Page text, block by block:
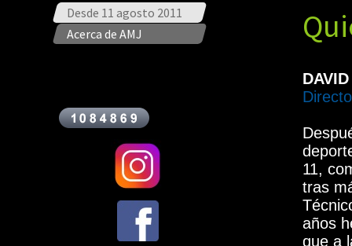
Desde 11 agosto 2011
Acerca de AMJ
11,
tras
años
que a